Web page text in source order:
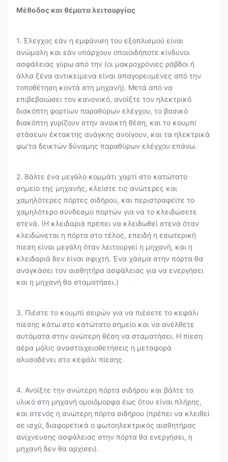
Μέθοδος και θέματα λειτουργίας
1. Έλεγχος εάν η εμφάνιση του εξοπλισμού είναι
ανώμαλη και εάν υπάρχουν οποιοιδήποτε κίνδυνοι
ασφάλειας γύρω από την (οι μακροχρόνιες ράβδοι ή
άλλα ξένα αντικείμενα είναι απαγορευμένες από την
τοποθέτηση κοντά στη μηχανή). Μετά από να
επιβεβαιώσει τον κανονικό, ανοίξτε τον ηλεκτρικό
διακόπτη φορτίων παραθύρων ελέγχου, το βασικό
διακόπτη γυρίζουν στην ανοικτή θέση, και το κουμπί
στάσεων έκτακτης ανάγκης ανοίγουν, και τα ηλεκτρικά
φω'τα δεικτών δύναμης παραθύρων ελέγχου επάνω.
2. Βάλτε ένα μεγάλο κομμάτι χαρτί στο κατώτατο
σημείο της μηχανής, κλείστε τις ανώτερες και
χαμηλότερες πόρτες σιδήρου, και περιστραφείτε το
χαμηλότερο σύνδεσμο πορτών για να το κλειδώσετε
στενά. (Η κλειδαριά πρέπει να κλειδωθεί στενά όταν
κλειδώνεται η πόρτα στο τέλος, επειδή η εσωτερική
πίεση είναι μεγάλη όταν λειτουργεί η μηχανή, και η
κλειδαριά δεν είναι σφιχτή. Ένα χάσμα στην πόρτα θα
αναγκάσει τον αισθητήρα ασφάλειας για να ενεργήσει
και η μηχανή θα σταματήσει.)
3. Πιέστε το κουμπί σειρών για να πιέσετε το κεφάλι
πίεσης κάτω στο κατώτατο σημείο και να ανέλθετε
αυτόματα στην ανώτερη θέση να σταματήσει. Η πίεση
αέρα μόλις αναστοιχειοθετήσεις η μεταφορά
αλυσοδένει στο κεφάλι πίεσης.
4. Ανοίξτε την ανώτερη πόρτα σιδήρου και βάλτε το
υλικό στη μηχανή ομοιόμορφα έως ότου είναι πλήρης,
και στενός η ανώτερη πόρτα σιδήρου (πρέπει να κλειθεί
σε ισχύ, διαφορετικά ο φωτοηλεκτρικός αισθητήρας
ανίχνευσης ασφάλειας στην πόρτα θα ενεργήσει, η
μηχανή δεν θα αρχίσει).